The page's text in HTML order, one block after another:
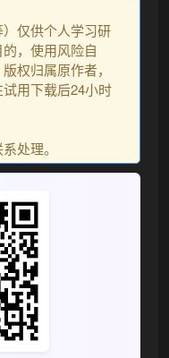
仅供个人学习研
，使用风险自
权归属原作者，
用下载后24小时
处理。